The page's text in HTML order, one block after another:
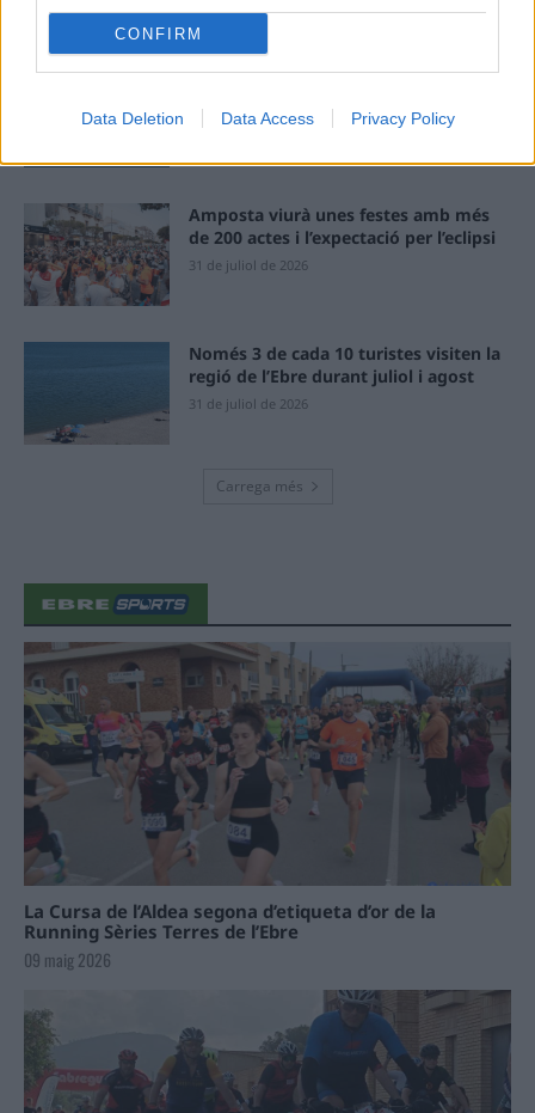
CONFIRM
Data Deletion Data Access Privacy Policy
Caçadors de subvencions
Amposta viurà unes festes amb més
de 200 actes i l’expectació per l’eclipsi
31 de juliol de 2026
Només 3 de cada 10 turistes visiten la
regió de l’Ebre durant juliol i agost
31 de juliol de 2026
Carrega més
La Cursa de l’Aldea segona d’etiqueta d’or de la
Running Sèries Terres de l’Ebre
09 maig 2026